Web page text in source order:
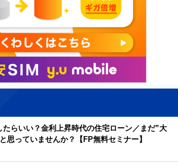
たらいい？金利上昇時代の住宅ローン／まだ”大
思っていませんか？【FP無料セミナー】